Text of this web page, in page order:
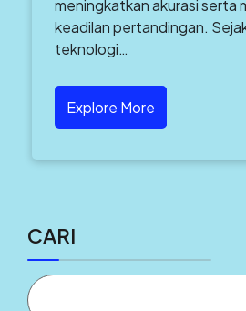
meningkatkan akurasi serta
keadilan pertandingan.
teknologi…
Explore More
CARI